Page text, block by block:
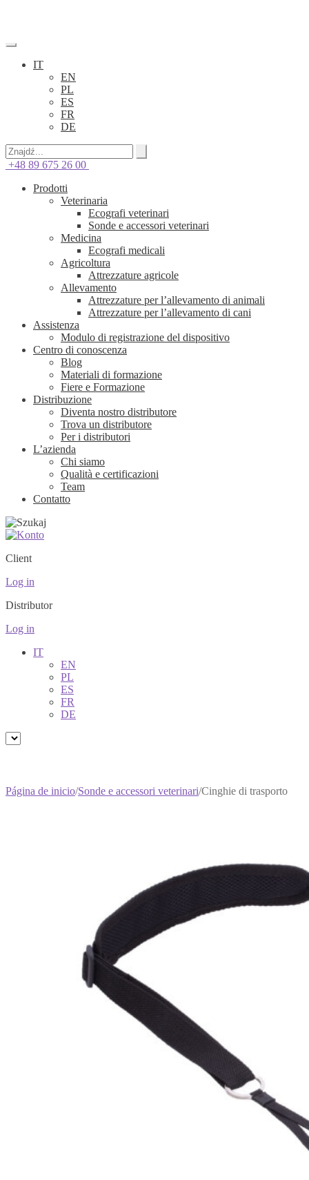
IT
EN
PL
ES
FR
DE
+48 89 675 26 00
Prodotti
Veterinaria
Ecografi veterinari
Sonde e accessori veterinari
Medicina
Ecografi medicali
Agricoltura
Attrezzature agricole
Allevamento
Attrezzature per l’allevamento di animali
Attrezzature per l’allevamento di cani
Assistenza
Modulo di registrazione del dispositivo
Centro di conoscenza
Blog
Materiali di formazione
Fiere e Formazione
Distribuzione
Diventa nostro distributore
Trova un distributore
Per i distributori
L’azienda
Chi siamo
Qualità e certificazioni
Team
Contatto
Client
Log in
Distributor
Log in
IT
EN
PL
ES
FR
DE
Página de inicio/Sonde e accessori veterinari/Cinghie di trasporto